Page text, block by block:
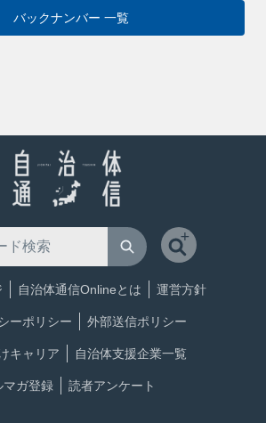
バックナンバー 一覧
自治体通信Onlineとは 運営方針
ーポリシー 外部送信ポリシー
キャリア 自治体支援企業一覧
マガ登録 読者アンケート